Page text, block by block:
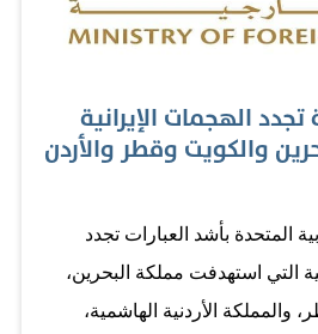
الهجمات الإيرانية
والكويت وقطر والأردن
المتحدة بأشد العبارات تجدد
التي استهدفت مملكة البحرين،
والمملكة الأردنية الهاشمية،